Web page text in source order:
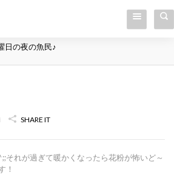
日の夜の魚民♪
SHARE IT
それが過ぎて暖かくなったら花粉が怖いど～
！